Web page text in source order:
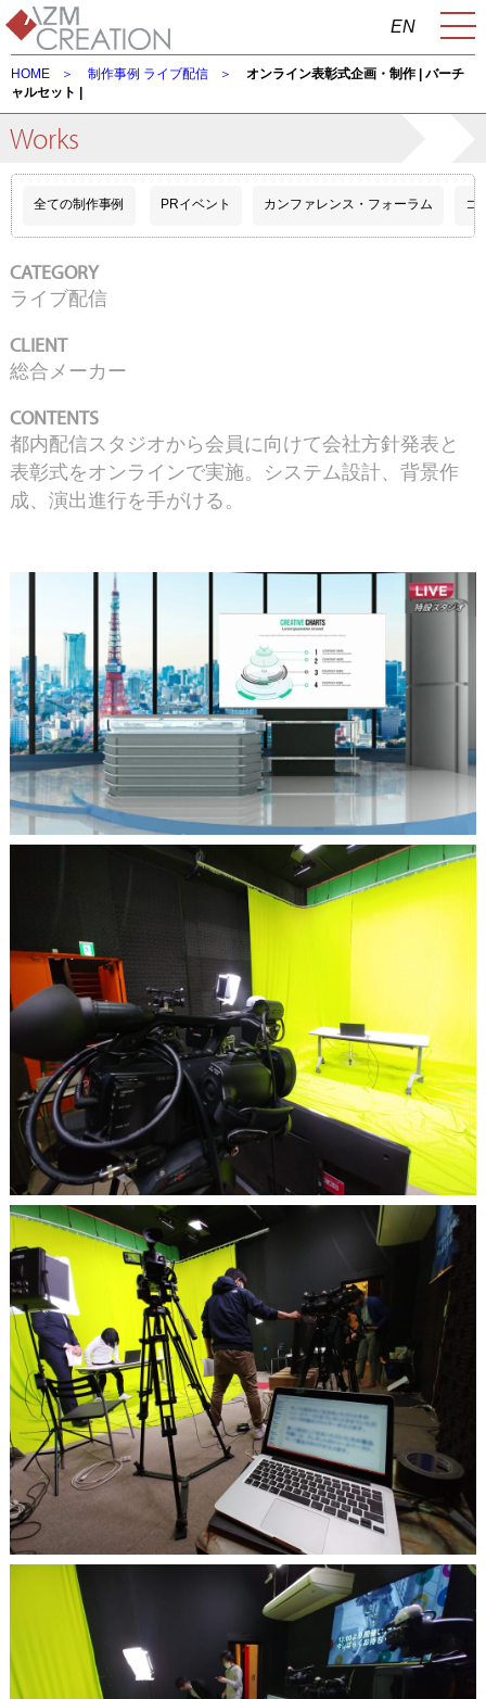
EN
HOME 制作事例 ライブ配信
オンライン表彰式企画・制作 | バーチ
ャルセット |
Works
全ての制作事例 PRイベント カンファレンス・フォーラム コ
CATEGORY
ライブ配信
CLIENT
総合メーカー
CONTENTS
都内配信スタジオから会員に向けて会社方針発表と
表彰式をオンラインで実施。システム設計、背景作
成、演出進行を手がける。